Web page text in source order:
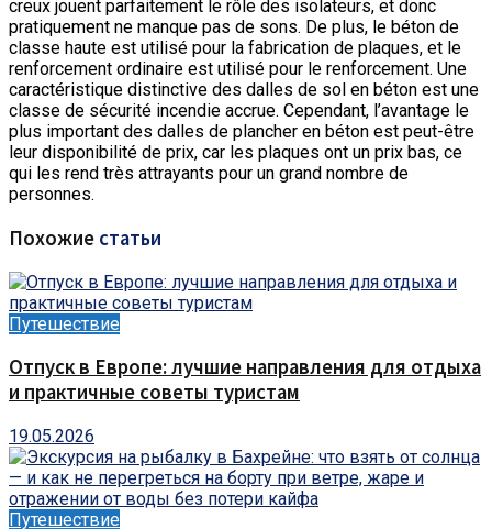
creux jouent parfaitement le rôle des isolateurs, et donc
pratiquement ne manque pas de sons. De plus, le béton de
classe haute est utilisé pour la fabrication de plaques, et le
renforcement ordinaire est utilisé pour le renforcement. Une
caractéristique distinctive des dalles de sol en béton est une
classe de sécurité incendie accrue. Cependant, l’avantage le
plus important des dalles de plancher en béton est peut-être
leur disponibilité de prix, car les plaques ont un prix bas, ce
qui les rend très attrayants pour un grand nombre de
personnes.
Похожие статьи
Путешествие
Отпуск в Европе: лучшие направления для отдыха
и практичные советы туристам
19.05.2026
Путешествие